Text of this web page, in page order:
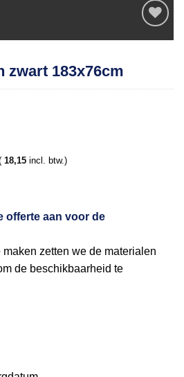
verlanglijst
zwart 183x76cm
18,15 incl. btw.)
offerte aan voor de
zetten we de materialen
de beschikbaarheid te